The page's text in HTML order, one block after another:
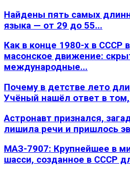
Найдены пять самых
языка — от 29 до 55...
Как в конце 1980-х в СССР
масонское движение:
международные...
Почему в детстве лето
Учёный нашёл ответ в том,
Астронавт признался,
лишила речи и пришлось
МАЗ-7907: Крупнейшее в
шасси, созданное в СССР